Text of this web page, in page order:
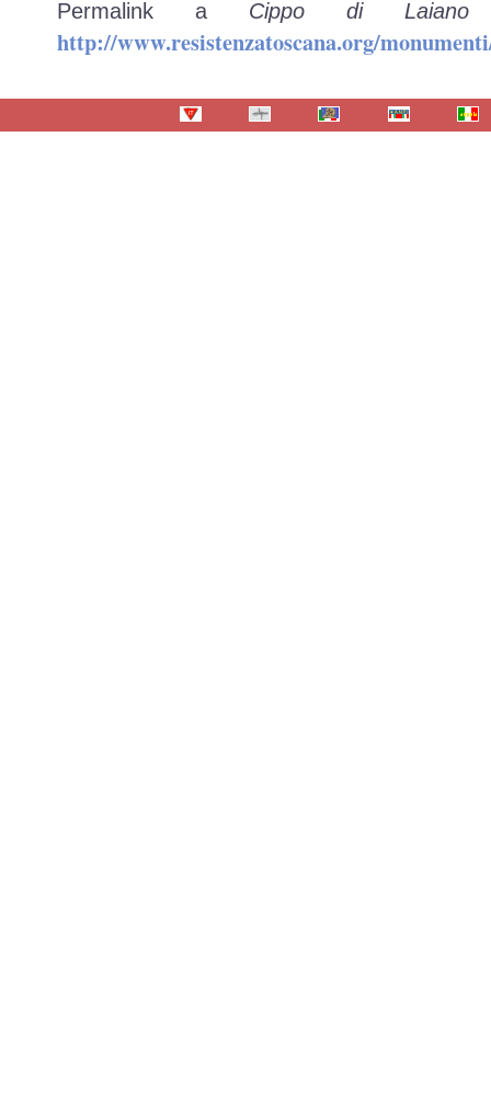
Permalink a Cippo di
http://www.resistenzatoscana.org/